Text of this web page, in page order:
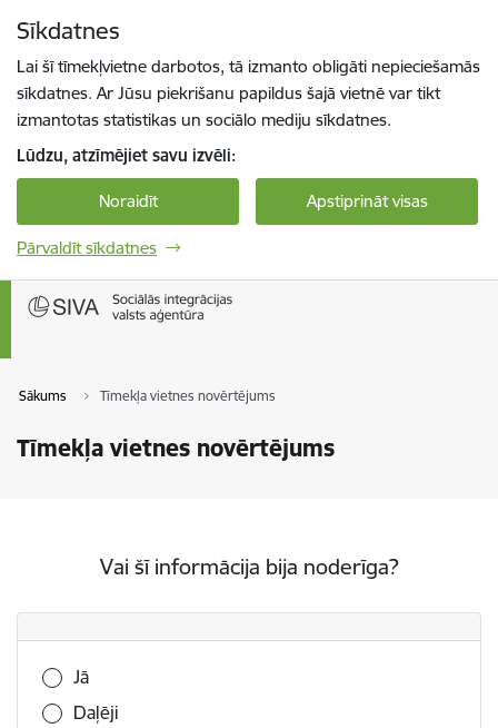
Sīkdatnes
Lai šī tīmekļvietne darbotos, tā izmanto obligāti nepieciešamās
sīkdatnes. Ar Jūsu piekrišanu papildus šajā vietnē var tikt
izmantotas statistikas un sociālo mediju sīkdatnes.
Lūdzu, atzīmējiet savu izvēli:
Noraidīt Apstiprināt visas
Pārvaldīt sīkdatnes
Sākums Tīmekļa vietnes novērtējums
Tīmekļa vietnes novērtējums
Vai šī informācija bija noderīga?
Vai šī informācija bija noderīga?
Jā
Daļēji